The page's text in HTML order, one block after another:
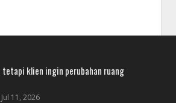
tetapi klien ingin perubahan ruang
Jul 11, 2026